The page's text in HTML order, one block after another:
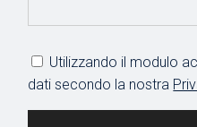
Utilizzando il modulo
dati secondo la nostra